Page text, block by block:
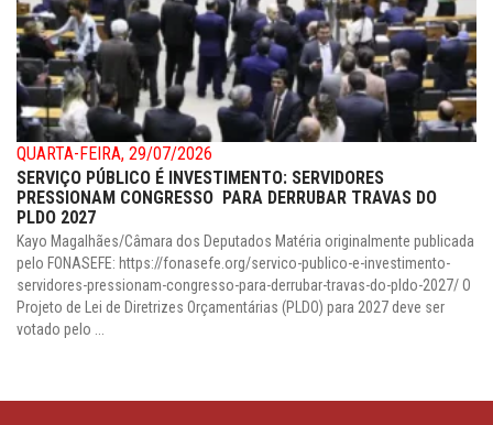
QUARTA-FEIRA, 29/07/2026
SERVIÇO PÚBLICO É INVESTIMENTO: SERVIDORES
PRESSIONAM CONGRESSO PARA DERRUBAR TRAVAS DO
PLDO 2027
Kayo Magalhães/Câmara dos Deputados Matéria originalmente publicada
pelo FONASEFE: https://fonasefe.org/servico-publico-e-investimento-
servidores-pressionam-congresso-para-derrubar-travas-do-pldo-2027/ O
Projeto de Lei de Diretrizes Orçamentárias (PLDO) para 2027 deve ser
votado pelo ...